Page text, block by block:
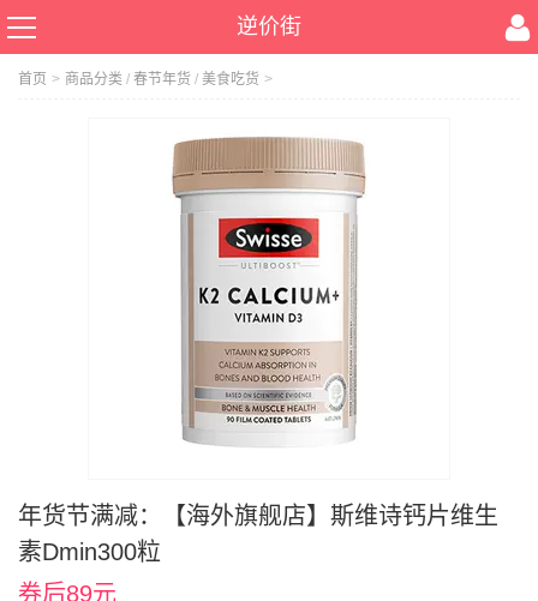
逆价街
首页 > 商品分类 / 春节年货 / 美食吃货 >
年货节满减：【海外旗舰店】斯维诗钙片维生
素Dmin300粒
券后89元